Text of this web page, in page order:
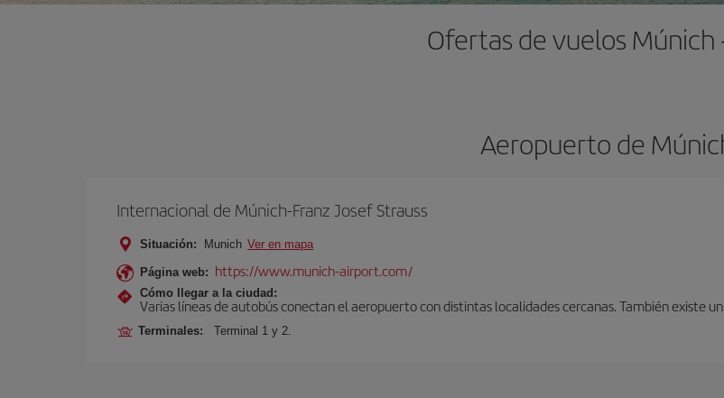
Ofertas de vuelos Múnich
Aeropuerto de
Internacional de Múnich-Franz Josef Strauss
Situación: Munich Ver en mapa
Página web: https://www.munich-airport.com/
Cómo llegar a la ciudad:
Varias líneas de autobús conectan el aeropuerto con distintas localidades cercanas. También existe
Terminales: Terminal 1 y 2.